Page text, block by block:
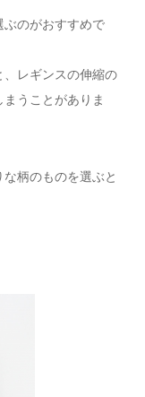
ぶのがおすすめで
レギンスの伸縮の
うことがありま
柄のものを選ぶと